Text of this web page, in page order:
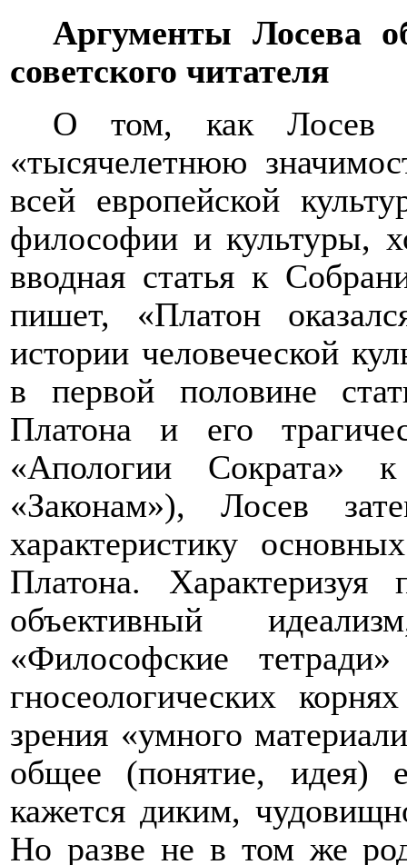
Аргументы Лосева
советского читателя
О том, как Лосев
«тысячелетнюю
всей европейской
философии и культуры,
вводная статья к
пишет, «Платон
истории человеческой
в первой половине
Платона и его
«Апологии Сократа»
«Законам»), Лосев
характеристику
Платона.
объективный
«Философские
гносеологических
зрения «умного
общее (понятие, идея)
кажется диким,
Но разве не в том же